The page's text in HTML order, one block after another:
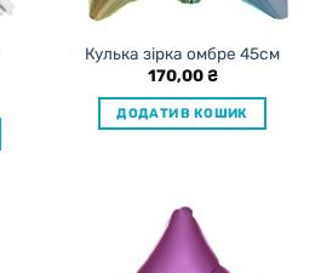
Кулька зірка омбре 45см
170,00₴
ДОДАТИ В КОШИК